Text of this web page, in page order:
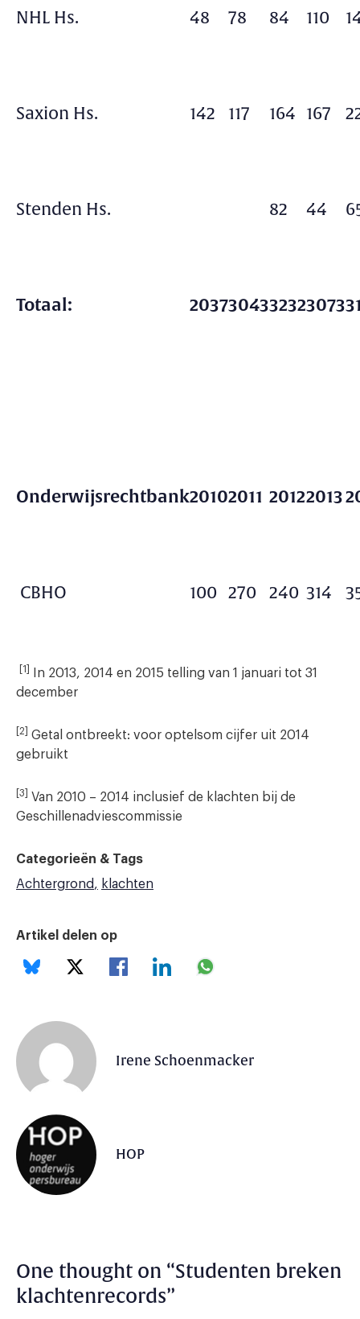
NHL Hs. 48 78 84 110
Saxion Hs. 142 117 164 167
Stenden Hs. 82 44
Totaal: 2037304332323073
Onderwijsrechtbank20102011 20122013
CBHO 100 270 240 314
[1]
In 2013, 2014 en 2015 telling van 1 januari tot 31
december
[2]
Getal ontbreekt: voor optelsom cijfer uit 2014
gebruikt
[3]
Van 2010 – 2014 inclusief de klachten bij de
Geschillenadviescommissie
Categorieën & Tags
Achtergrond
klachten
Artikel delen op
Irene Schoenmacker
HOP
One thought on “Studenten breken
klachtenrecords”